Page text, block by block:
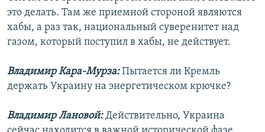
это делать. Там же приемной стороной являются
хабы, а раз так, национальный суверенитет над
газом, который поступил в хабы, не действует.
Владимир Кара-Мурза:Пытается ли Кремль
держать Украину на энергетическом крючке?
Владимир Лановой:Действительно, Украина